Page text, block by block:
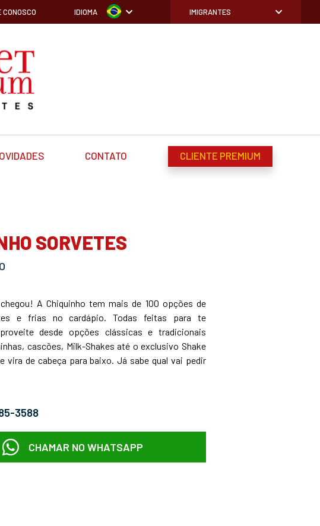
IDIOMA IMIGRANTES
CONTATO CLIENTE PREMIUM
SORVETES
A Chiquinho tem mais de 100 opções de
e frias no cardápio. Todas feitas para te
desde opções clássicas e tradicionais
cascões, Milk-Shakes até o exclusivo Shake
vira de cabeça para baixo. Já sabe qual vai pedir
3588
CHAMAR NO WHATSAPP